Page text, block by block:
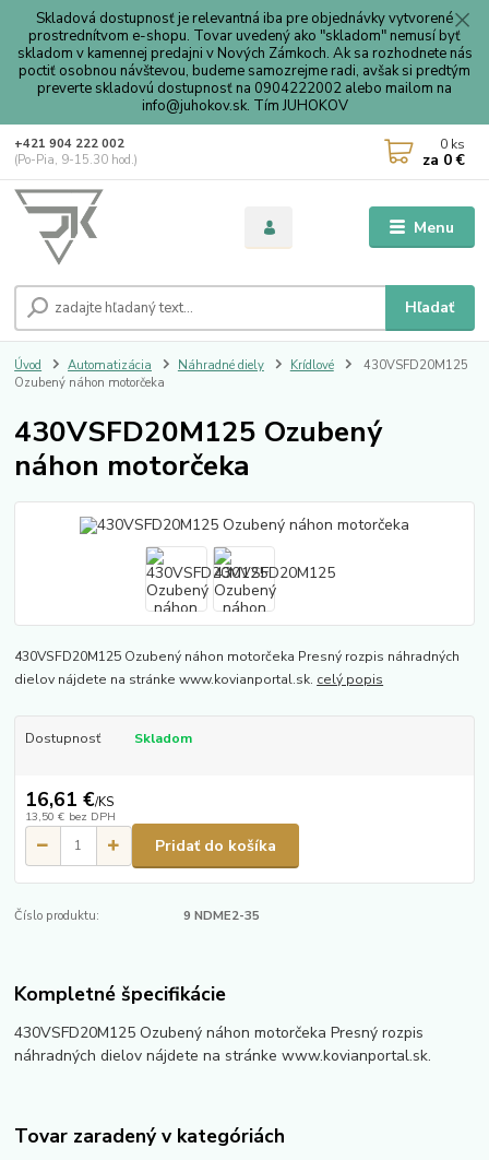
Skladová dostupnosť je relevantná iba pre objednávky vytvorené
prostrednítvom e-shopu. Tovar uvedený ako "skladom" nemusí byť
skladom v kamennej predajni v Nových Zámkoch. Ak sa rozhodnete nás
poctiť osobnou návštevou, budeme samozrejme radi, avšak si predtým
preverte skladovú dostupnosť na 0904222002 alebo mailom na
info@juhokov.sk. Tím JUHOKOV
Menu
Hľadať
+421 904 222 002
(Po-Pia, 9-15.30 hod.)
0 ks
za 0 €
Úvod Automatizácia Náhradné diely Krídlové
430VSFD20M125
Ozubený náhon motorčeka
430VSFD20M125 Ozubený
náhon motorčeka
430VSFD20M125 Ozubený náhon motorčeka Presný rozpis náhradných
dielov nájdete na stránke www.kovianportal.sk. celý popis
Dostupnosť Skladom
16,61 €/KS
13,50 € bez DPH
Pridať do košíka
Číslo produktu: 9 NDME2-35
Kompletné špecifikácie
430VSFD20M125 Ozubený náhon motorčeka Presný rozpis
náhradných dielov nájdete na stránke www.kovianportal.sk.
Tovar zaradený v kategóriách